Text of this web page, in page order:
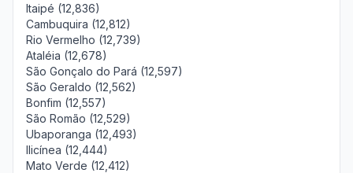
Itaipé (12,836)
Cambuquira (12,812)
Rio Vermelho (12,739)
Ataléia (12,678)
São Gonçalo do Pará (12,597)
São Geraldo (12,562)
Bonfim (12,557)
São Romão (12,529)
Ubaporanga (12,493)
Ilicínea (12,444)
Mato Verde (12,412)